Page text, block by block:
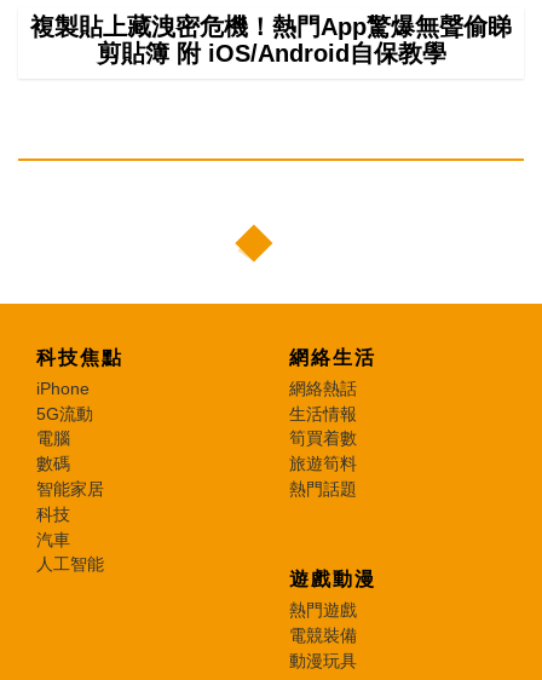
複製貼上藏洩密危機！熱門App驚爆無聲偷睇
剪貼簿 附 iOS/Android自保教學
科技焦點
iPhone
5G流動
電腦
數碼
智能家居
科技
汽車
人工智能
網絡生活
網絡熱話
生活情報
筍買着數
旅遊筍料
熱門話題
遊戲動漫
熱門遊戲
電競裝備
動漫玩具